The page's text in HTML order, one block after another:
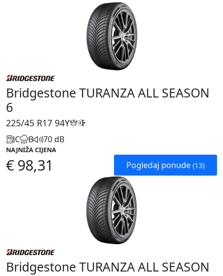
Bridgestone TURANZA ALL SEASON
6
225/45 R17 94Y
C B 70 dB
NAJNIŽA CIJENA
€ 98,31 Pogledaj ponude (13)
Bridgestone TURANZA ALL SEASON